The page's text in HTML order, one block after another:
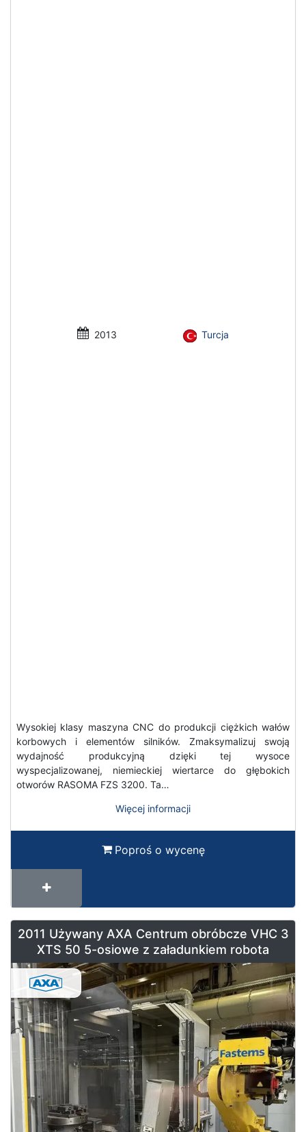
2013 Turcja
Wysokiej klasy maszyna CNC do produkcji ciężkich wałów
korbowych i elementów silników. Zmaksymalizuj swoją
wydajność produkcyjną dzięki tej wysoce
wyspecjalizowanej, niemieckiej wiertarce do głębokich
otworów RASOMA FZS 3200. Ta…
Więcej informacji
Poproś o wycenę
2011 Używany AXA Centrum obróbcze VHC 3
XTS 50 5-osiowe z załadunkiem robota